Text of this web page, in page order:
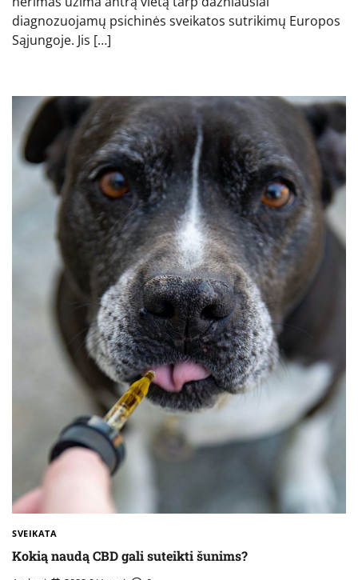
diagnozuojamų psichinės sveikatos sutrikimų Europos
Sąjungoje. Jis […]
SVEIKATA
Kokią naudą CBD gali suteikti šunims?